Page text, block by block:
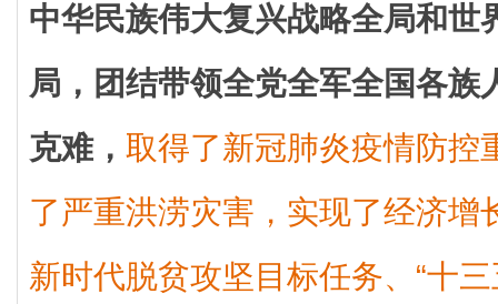
中华民族伟大复兴战略全局和世
局，团结带领全党全军全国各族
克难， 取得了新冠肺炎疫情防控
了严重洪涝灾害，实现了经济增
新时代脱贫攻坚目标任务、“十